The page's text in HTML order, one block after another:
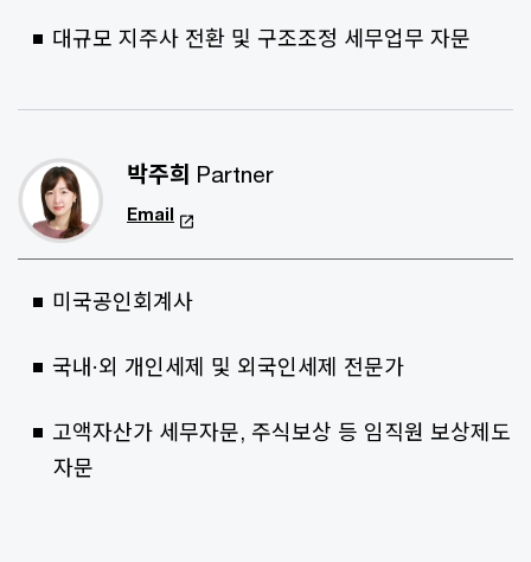
대규모 지주사 전환 및 구조조정 세무업무 자문
박주희 Partner
Email
미국공인회계사
국내·외 개인세제 및 외국인세제 전문가
고액자산가 세무자문, 주식보상 등 임직원 보상제도
자문